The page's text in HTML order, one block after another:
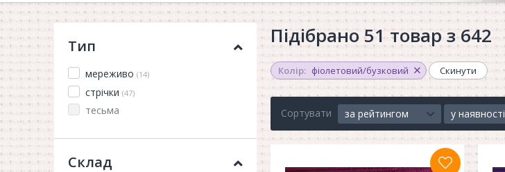
Тип
мереживо (14)
стрічки (47)
тесьма
Склад
Підібрано 51 товар з 642
Колір: фіолетовий/бузковий Скинути
Сортувати за рейтингом у наявності